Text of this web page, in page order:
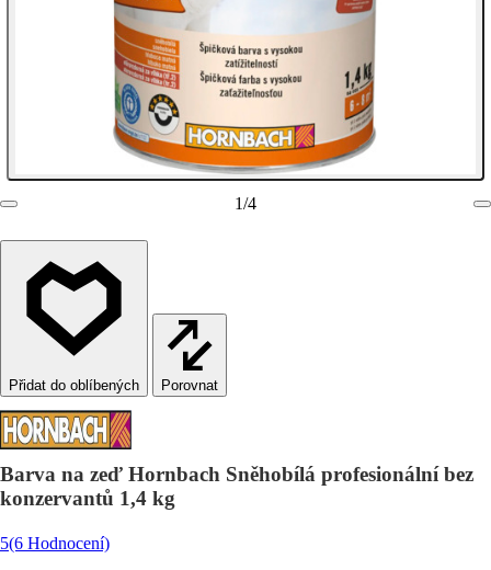
1/4
Porovnat
Barva na zeď Hornbach Sněhobílá profesionální bez
konzervantů 1,4 kg
5(6 Hodnocení)